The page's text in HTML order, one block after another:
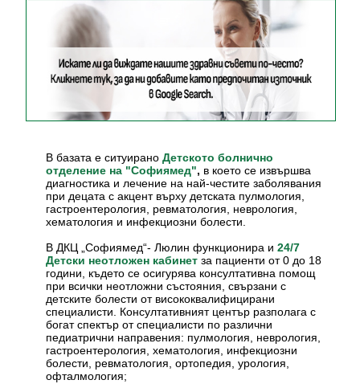
В базата е ситуираноДетското болнично
отделение на "Софиямед", в което се извършва
диагностика и лечение на най-честите заболявания
при децата с акцент върху детската пулмология,
гастроентерология, ревматология, неврология,
хематология и инфекциозни болести.
В ДКЦ „Софиямед“- Люлин функционира и24/7
Детски неотложен кабинет за пациенти от 0 до 18
години, където се осигурява консултативна помощ
при всички неотложни състояния, свързани с
детските болести от висококвалифицирани
специалисти. Консултативният център разполага с
богат спектър от специалисти по различни
педиатрични направения: пулмология, неврология,
гастроентерология, хематология, инфекциозни
болести, ревматология, ортопедия, урология,
офталмология;